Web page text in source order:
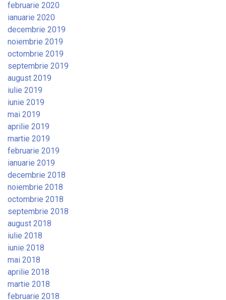
februarie 2020
ianuarie 2020
decembrie 2019
noiembrie 2019
octombrie 2019
septembrie 2019
august 2019
iulie 2019
iunie 2019
mai 2019
aprilie 2019
martie 2019
februarie 2019
ianuarie 2019
decembrie 2018
noiembrie 2018
octombrie 2018
septembrie 2018
august 2018
iulie 2018
iunie 2018
mai 2018
aprilie 2018
martie 2018
februarie 2018